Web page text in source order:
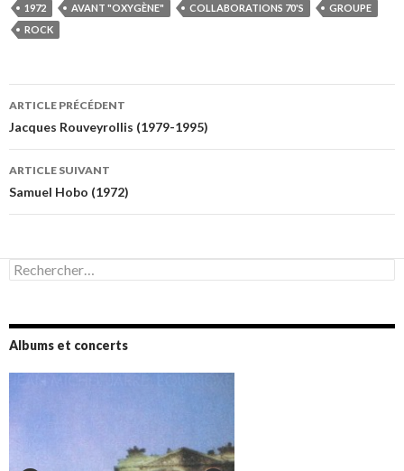
1972 AVANT "OXYGÈNE" COLLABORATIONS 70'S
GROUPE
ROCK
Navigation
des
articles
ARTICLE PRÉCÉDENT
Jacques Rouveyrollis (1979-1995)
ARTICLE SUIVANT
Samuel Hobo (1972)
Rechercher :
Albums et concerts